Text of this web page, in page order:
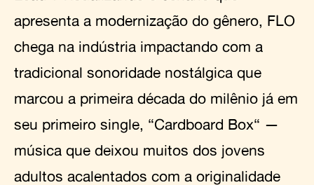
apresenta a modernização do gênero, FLO
chega na indústria impactando com a
tradicional sonoridade nostálgica que
marcou a primeira década do milênio já em
seu primeiro single, “Cardboard Box“ —
música que deixou muitos dos jovens
adultos acalentados com a originalidade